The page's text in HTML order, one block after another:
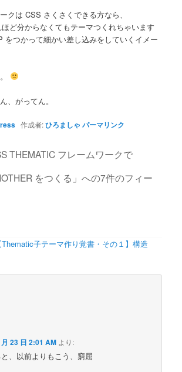
クは CSS さくさくできる方なら、
ど分からなくてもテーマつくれちゃいます
をつかって細かい差し込みをしていくイメー
、がってん。
作成者:ひろましゃ パーマリンク
THEMATIC フレームワークで
をつくる 」への7件のフィー
Thematic子テーマ作り覚書・その１】構造
23 日 2:01 AM より:
、以前よりもこう、窮屈